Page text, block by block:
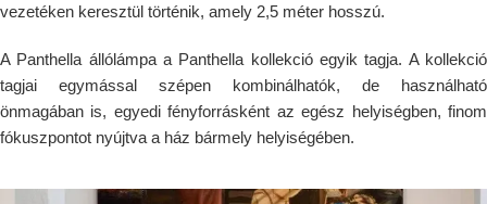
vezetéken keresztül történik, amely 2,5 méter hosszú.
A Panthella állólámpa a Panthella kollekció egyik tagja. A kollekció
tagjai egymással szépen kombinálhatók, de használható
önmagában is, egyedi fényforrásként az egész helyiségben, finom
fókuszpontot nyújtva a ház bármely helyiségében.